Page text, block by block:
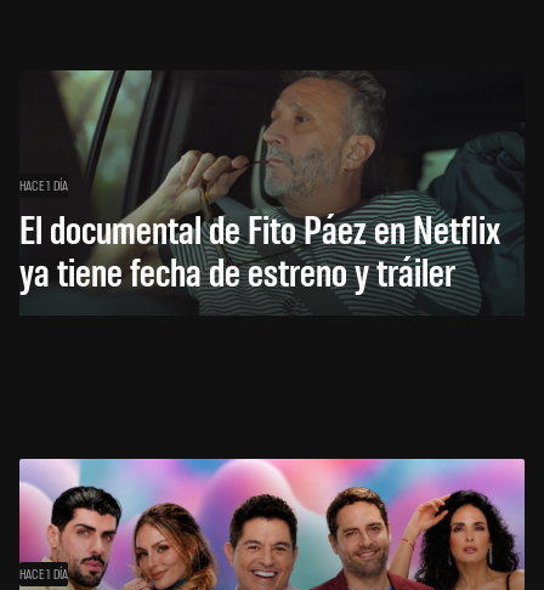
HACE 1 DÍA
El documental de Fito Páez en Netflix
ya tiene fecha de estreno y tráiler
HACE 1 DÍA